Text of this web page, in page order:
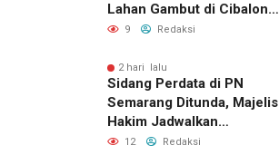
Lahan Gambut di Cibalong,
Permukiman Warga
9 Redaksi
2 hari lalu
Sidang Perdata di PN
Semarang Ditunda, Majelis
Hakim Jadwalkan
Pemanggilan Ulang BPR
12 Redaksi